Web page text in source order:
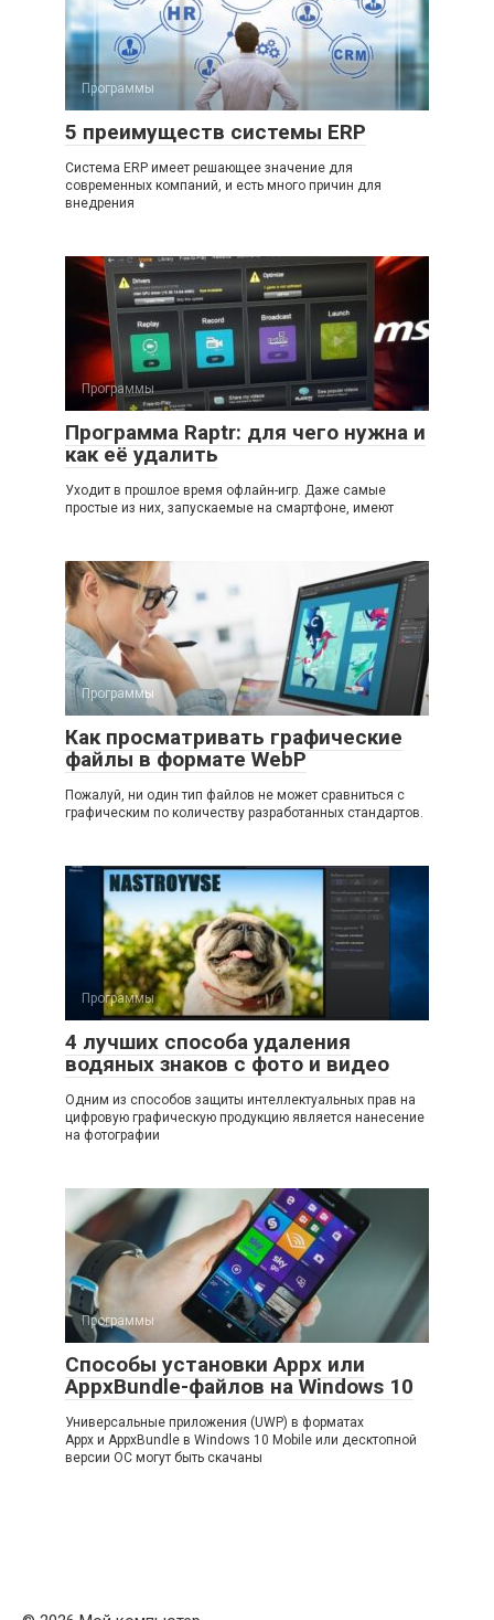
Программы
5 преимуществ системы ERP
Система ERP имеет решающее значение для
современных компаний, и есть много причин для
внедрения
Программы
Программа Raptr: для чего нужна и
как её удалить
Уходит в прошлое время офлайн-игр. Даже самые
простые из них, запускаемые на смартфоне, имеют
Программы
Как просматривать графические
файлы в формате WebP
Пожалуй, ни один тип файлов не может сравниться с
графическим по количеству разработанных стандартов.
Программы
4 лучших способа удаления
водяных знаков с фото и видео
Одним из способов защиты интеллектуальных прав на
цифровую графическую продукцию является нанесение
на фотографии
Программы
Способы установки Appx или
AppxBundle-файлов на Windows 10
Универсальные приложения (UWP) в форматах
Appx и AppxBundle в Windows 10 Mobile или десктопной
версии ОС могут быть скачаны